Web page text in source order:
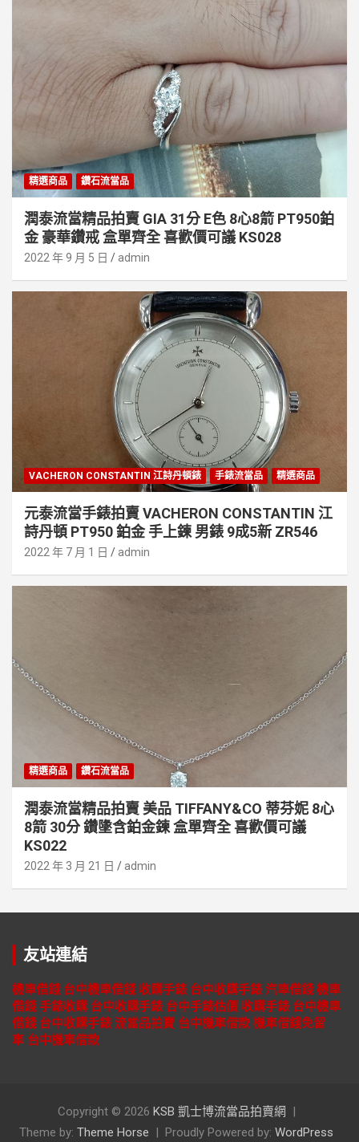
精選商品 鑽石流當品
潤泰流當精品拍賣 GIA 31分 E色 8心8箭 PT950鉑
金 豪華鑽戒 盒單齊全 喜歡價可議 KS028
2022 年 9 月 5 日 admin
VACHERON CONSTANTIN 江詩丹頓錶 手錶流當品 精選商品
元泰流當手錶拍賣 VACHERON CONSTANTIN 江
詩丹頓 PT950 鉑金 手上鍊 男錶 9成5新 ZR546
2022 年 7 月 1 日 admin
精選商品 鑽石流當品
潤泰流當精品拍賣 美品 TIFFANY&CO 蒂芬妮 8心
8箭 30分 鑽墬含鉑金鍊 盒單齊全 喜歡價可議
KS022
2022 年 3 月 21 日 admin
友站連結
機車借錢 台中機車借錢 收購手錶 台中收購手錶 汽車借錢 機車
借錢 手錶收購 台中收購手錶 台中手錶估價 收購手錶 台中機車
借錢 台中收購手錶 流當品拍賣 台中機車借款 機車借錢免留
車 台中機車借款
Copyright © 2026 KSB 凱士博流當品拍賣網
Theme by: Theme Horse Proudly Powered by: WordPress